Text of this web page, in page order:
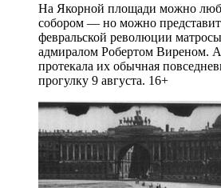
На Якорной площади можно
собором — но можно
февральской революции
адмиралом Робертом Виреном.
протекала их обычная
прогулку 9 августа. 16+